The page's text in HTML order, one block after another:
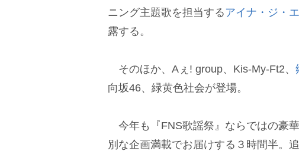
ニング主題歌を担当するアイナ・ジ・
露する。
そのほか、Aぇ! group、Kis-My-Ft2、
向坂46、緑黄色社会が登場。
今年も『FNS歌謡祭』ならではの豪
別な企画満載でお届けする３時間半。